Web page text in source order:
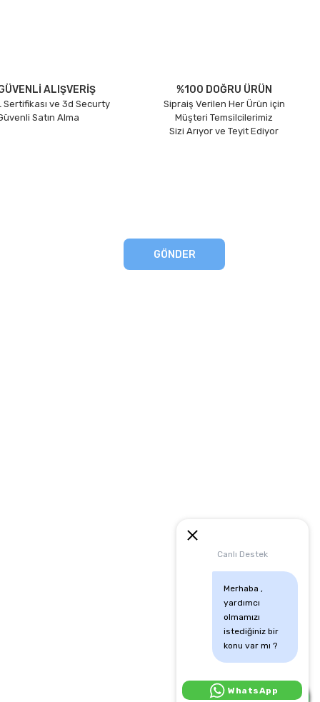
Canlı Destek
Merhaba ,
yardımcı
olmamızı
istediğiniz bir
konu var mı ?
Canlı Destek İçin Tıkla:
WhatsApp
ALIŞVERİŞ
Sertifikası ve 3d Securty
Satın Alma
%100 DOĞRU ÜRÜN
Sipraiş Verilen Her Ürün için
Müşteri Temsilcilerimiz
Sizi Arıyor ve Teyit Ediyor
GÖNDER